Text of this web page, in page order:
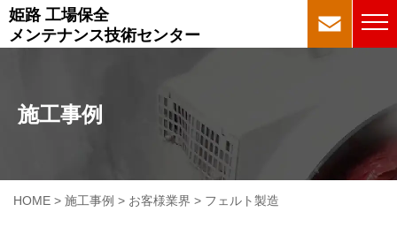
姫路 工場保全
メンテナンス技術センター
施工事例
HOME > 施工事例 > お客様業界 > フェルト製造